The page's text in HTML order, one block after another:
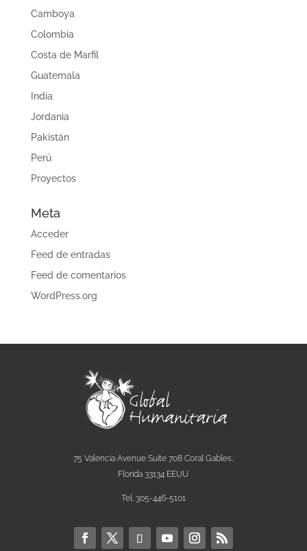
Camboya
Colombia
Costa de Marfil
Guatemala
India
Jordania
Pakistán
Perú
Proyectos
Meta
Acceder
Feed de entradas
Feed de comentarios
WordPress.org
75 Valencia Avenue Suite 708 Coral Gables,
Florida 33134 EEUU
Tel. 305-446-5101